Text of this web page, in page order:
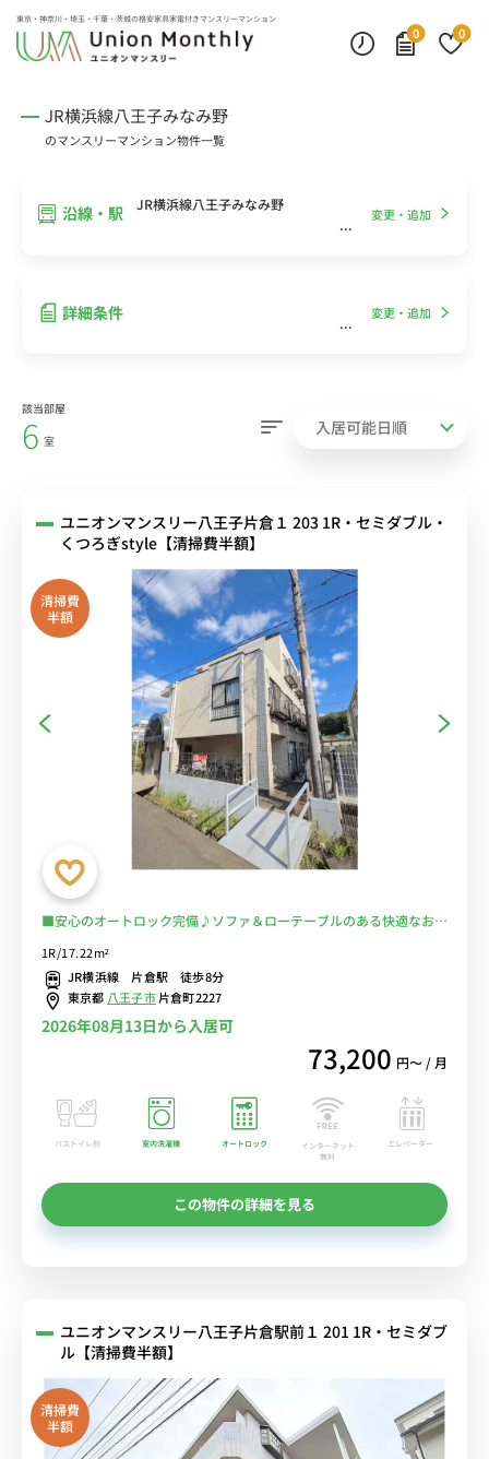
東京・神奈川・埼玉・千葉・茨城の格安家具家電付きマンスリーマンション
0
0
JR横浜線八王子みなみ野
のマンスリーマンション物件一覧
沿線・駅 JR横浜線八王子みなみ野
変更・追加
詳細条件 変更・追加
該当部屋
6 室
ユニオンマンスリー八王子片倉１ 203 1R・セミダブル・
くつろぎstyle【清掃費半額】
清掃費
半額
■安心のオートロック完備♪ソファ＆ローテーブルのある快適なお部
跡公園や片倉つどいの森公園など自然が多いのも魅力的/コンビニ至
近/駅前にスーパーあり■選べるWi-Fi格安レンタル中！
1R/17.22m²
JR横浜線 片倉駅 徒歩8分
東京都 八王子市片倉町2227
2026年08月13日から入居可
73,200 円〜 / 月
バストイレ別 室内洗濯機 オートロック
インターネット
無料
エレベーター
この物件の詳細を見る
ユニオンマンスリー八王子片倉駅前１ 201 1R・セミダブ
ル【清掃費半額】
清掃費
半額